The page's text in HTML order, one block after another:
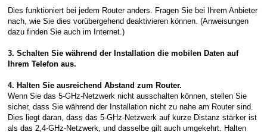
Dies funktioniert bei jedem Router anders. Fragen Sie bei Ihrem Anbieter
nach, wie Sie dies vorübergehend deaktivieren können. (Anweisungen
dazu finden Sie auch im Internet.)
3. Schalten Sie während der Installation die mobilen Daten auf
Ihrem Telefon aus.
4. Halten Sie ausreichend Abstand zum Router.
Wenn Sie das 5-GHz-Netzwerk nicht ausschalten können, stellen Sie
sicher, dass Sie während der Installation nicht zu nahe am Router sind.
Dies liegt daran, dass das 5-GHz-Netzwerk auf kurze Distanz stärker ist
als das 2,4-GHz-Netzwerk, und dasselbe gilt auch umgekehrt. Halten